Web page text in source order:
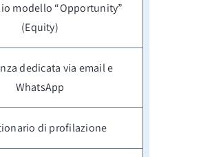
modello “Opportunity”
(Equity)
dedicata via email e
WhatsApp
di profilazione